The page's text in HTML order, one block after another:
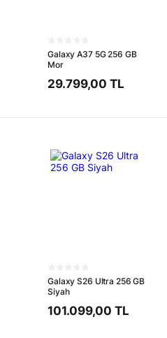
Galaxy A37 5G 256 GB
Mor
29.799,00 TL
Galaxy S26 Ultra 256 GB
Siyah
101.099,00 TL